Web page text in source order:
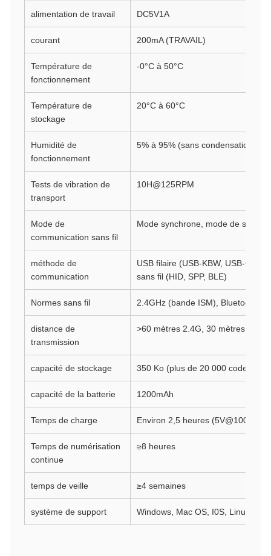
alimentation de travail DC5V1A
courant 200mA (TRAVAIL)
Température de
fonctionnement
-0°C à 50°C
Température de
stockage
20°C à 60°C
Humidité de
fonctionnement
5% à 95% (sans condensation)
Tests de vibration de
transport
10H@125RPM
Mode de
communication sans fil
Mode synchrone, mode de
méthode de
communication
USB filaire (USB-KBW, USB-
sans fil (HID, SPP, BLE)
Normes sans fil 2.4GHz (bande ISM), Bluetooth 4.2
distance de
transmission
>60 mètres 2.4G, 30 mètres
capacité de stockage 350 Ko (plus de 20 000 codes
capacité de la batterie 1200mAh
Temps de charge Environ 2,5 heures (5V@1000mA)
Temps de numérisation
continue
≥8 heures
temps de veille ≥4 semaines
système de support Windows, Mac OS, I0S, Linux,